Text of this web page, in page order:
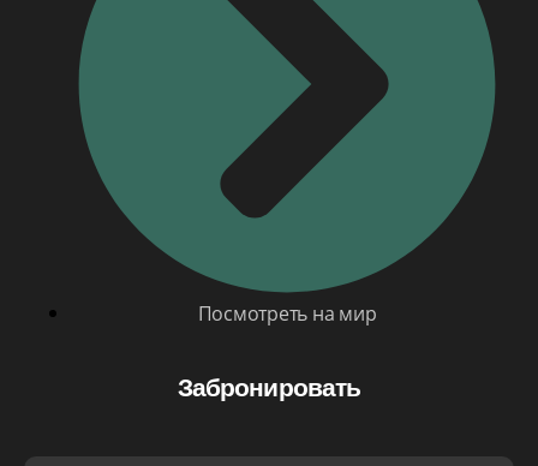
Посмотреть на мир
Забронировать